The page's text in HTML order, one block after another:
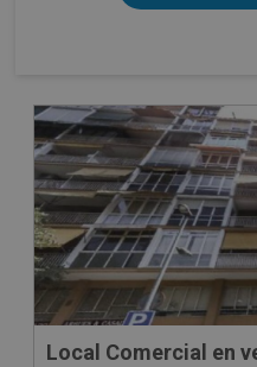
CESIÓN DE REMATE
Local Comercial en